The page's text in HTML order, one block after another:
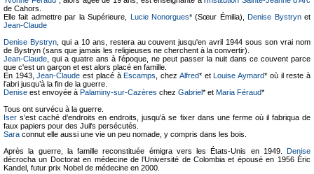
de Cahors.
Elle fait admettre par la Supérieure, Lucie Nonorgues* (Sœur Émilia),Denise Bystrynet
Jean-Claude
Denise Bystryn, qui a 10 ans, restera au couvent jusqu'en avril 1944 sous son vrai nom
de Bystryn (sans que jamais les religieuses ne cherchent à la convertir).
Jean-Claude , qui a quatre ans à l'époque, ne peut passer la nuit dans ce couvent parce
que c'est un garçon et est alors placé en famille.
En 1943,Jean-Claude est placé àEscamps , chez Alfred* etLouise Aymard* où il reste à
l’abri jusqu’à la fin de la guerre.
Denise est envoyée à Palaminy-sur-Cazères chez Gabriel* et Maria Féraud*
Tous ont survécu à la guerre.
Iser s’est caché d’endroits en endroits, jusqu’à se fixer dans une ferme où il fabriqua de
faux papiers pour des Juifs persécutés.
Sara connut elle aussi une vie un peu nomade, y compris dans les bois.
Après la guerre, la famille reconstituée émigra vers les États-Unis en 1949. Denise
décrocha un Doctorat en médecine de l’Université de Colombia et épousé en 1956 Éric
Kandel, futur prix Nobel de médecine en 2000.